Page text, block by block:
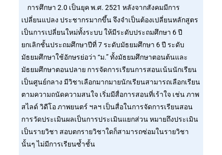
การศึกษา 2.0 เป็นยุค พ.ศ. 2521 หลังจากสังคมมีการ
เปลี่ยนแปลง ประชากรมากขึ้น จึงจำเป็นต้องเปลี่ยนหลักสูตร
เป็นการเปลี่ยนใหม่ทั้งระบบ ให้มีระดับประถมศึกษา 6 ปี
ยกเลิกชั้นประถมศึกษาปีที่ 7 ระดับมัธยมศึกษา 6 ปี ระดับ
มัธยมศึกษาใช้อักษรย่อว่า “ม.” ทั้งมัธยมศึกษาตอนต้นและ
มัธยมศึกษาตอนปลาย การจัดการเรียนการสอนเน้นนักเรียน
เป็นศูนย์กลาง มีวิชาเลือกมากมายนักเรียนสามารถเลือกเรียน
ตามความถนัดความสนใจ เริ่มมีสื่อการสอนที่เร้าใจ เช่น ภาพ
สไลด์ วิดีโอ ภาพยนตร์ ฯลฯ เป็นสื่อในการจัดการเรียนสอน
การวัดประเมินผลเป็นการประเมินแยกส่วน หมายถึงประเมิน
เป็นรายวิชา สอบตกรายวิชาใดก็สามารถซ่อมในรายวิชา
นั้นๆ ไม่มีการเรียนซ้ำชั้น